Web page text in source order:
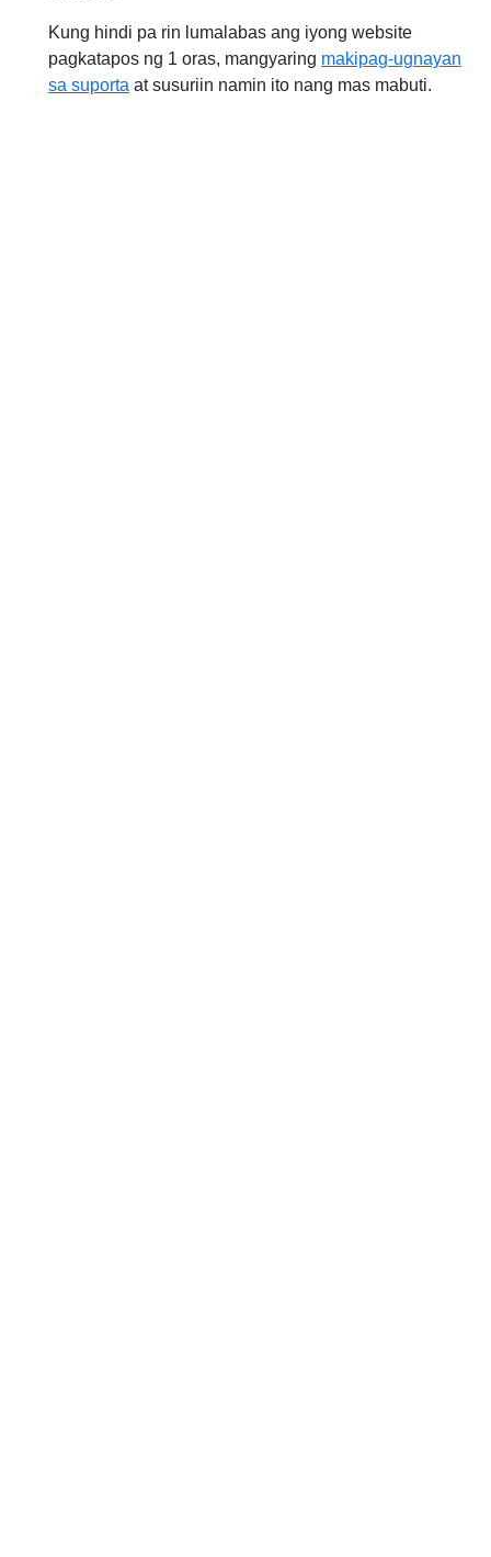
Kung hindi pa rin lumalabas ang iyong website
pagkatapos ng 1 oras, mangyaring makipag-ugnayan
sa suporta at susuriin namin ito nang mas mabuti.